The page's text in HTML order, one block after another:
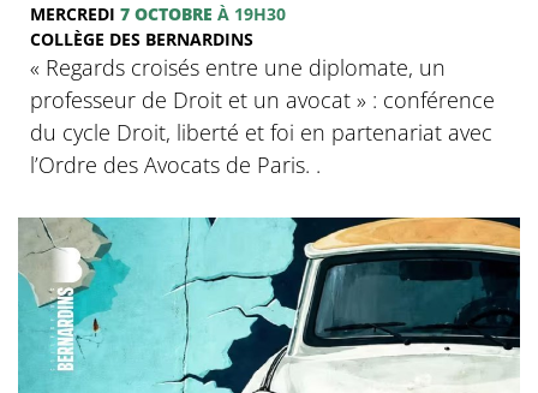
MERCREDI 7 OCTOBRE À 19H30
COLLÈGE DES BERNARDINS
‍« Regards croisés entre une diplomate, un
professeur de Droit et un avocat » : conférence
du cycle Droit, liberté et foi en partenariat avec
l’Ordre des Avocats de Paris. .